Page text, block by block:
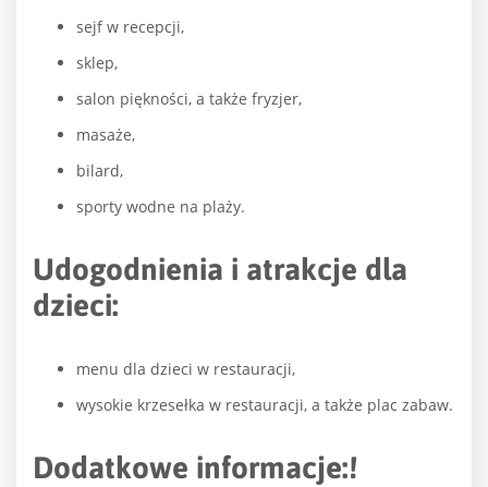
sejf w recepcji,
sklep,
salon piękności, a także fryzjer,
masaże,
bilard,
sporty wodne na plaży.
Udogodnienia i atrakcje dla
dzieci:
menu dla dzieci w restauracji,
wysokie krzesełka w restauracji, a także plac zabaw.
Dodatkowe informacje:!